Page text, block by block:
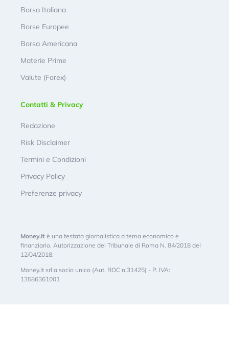
Borsa Italiana
Borse Europee
Borsa Americana
Materie Prime
Valute (Forex)
Contatti & Privacy
Redazione
Risk Disclaimer
Termini e Condizioni
Privacy Policy
Preferenze privacy
Money.it è una testata giornalistica a tema economico e
finanziario. Autorizzazione del Tribunale di Roma N. 84/2018 del
12/04/2018.
Money.it srl a socio unico (Aut. ROC n.31425) - P. IVA:
13586361001